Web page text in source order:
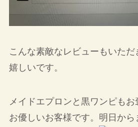
こんな素敵なレビューもいた
嬉しいです。
メイドエプロンと黒ワンピもお
お優しいお客様です。明日か